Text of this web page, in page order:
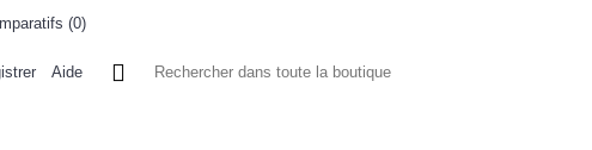
(0)
Aide